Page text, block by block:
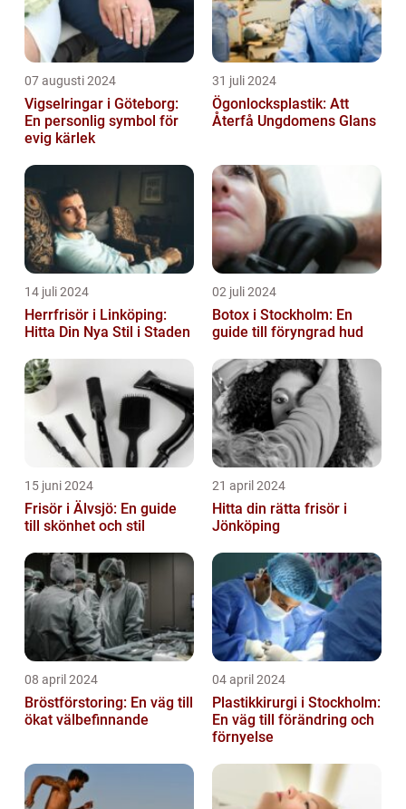
07 augusti 2024
Vigselringar i Göteborg:
En personlig symbol för
evig kärlek
31 juli 2024
Ögonlocksplastik: Att
Återfå Ungdomens Glans
14 juli 2024
Herrfrisör i Linköping:
Hitta Din Nya Stil i Staden
02 juli 2024
Botox i Stockholm: En
guide till föryngrad hud
15 juni 2024
Frisör i Älvsjö: En guide
till skönhet och stil
21 april 2024
Hitta din rätta frisör i
Jönköping
08 april 2024
Bröstförstoring: En väg till
ökat välbefinnande
04 april 2024
Plastikkirurgi i Stockholm:
En väg till förändring och
förnyelse